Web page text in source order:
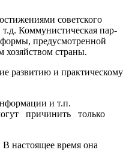
советского
т.д. Коммунистическая пар­
предусмотренной
хозяйством страны.
развитию и практическому
и т.п.
причинить только
В настоящее время она